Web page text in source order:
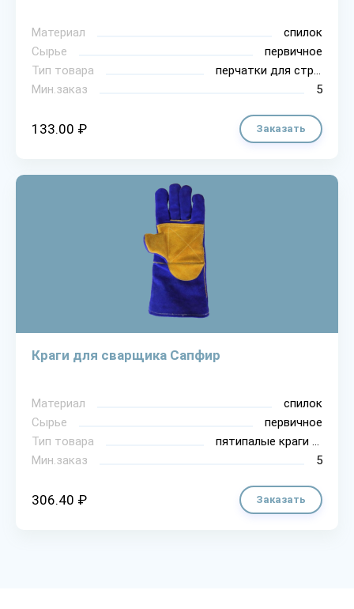
Материал
спилок
Сырье
первичное
Тип товара
перчатки для строительно-монтажных работ
Мин.заказ
5
133.00 ₽ Заказать
Краги для сварщика Сапфир
Материал
спилок
Сырье
первичное
Тип товара
пятипалые краги для сварки
Мин.заказ
5
306.40 ₽ Заказать